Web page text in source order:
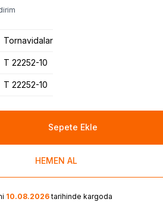
Tornavidalar
T 22252-10
T 22252-10
Sepete Ekle
HEMEN AL
10.08.2026tarihinde kargoda